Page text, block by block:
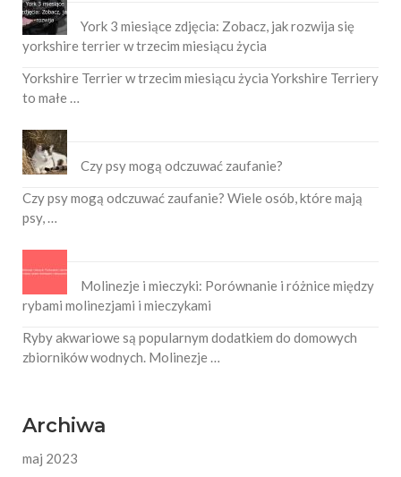
York 3 miesiące zdjęcia: Zobacz, jak rozwija się
yorkshire terrier w trzecim miesiącu życia
Yorkshire Terrier w trzecim miesiącu życia Yorkshire Terriery
to małe …
Czy psy mogą odczuwać zaufanie?
Czy psy mogą odczuwać zaufanie? Wiele osób, które mają
psy, …
Molinezje i mieczyki: Porównanie i różnice między
rybami molinezjami i mieczykami
Ryby akwariowe są popularnym dodatkiem do domowych
zbiorników wodnych. Molinezje …
Archiwa
maj 2023